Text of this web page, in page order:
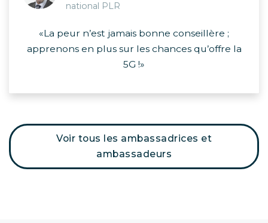
national PLR
«La peur n’est jamais bonne conseillère ;
apprenons en plus sur les chances qu’offre la
5G !»
Voir tous les ambassadrices et
ambassadeurs